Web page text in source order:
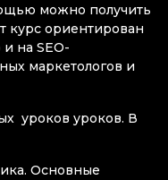
можно получить
курс ориентирован
на SEO-
маркетологов и
уроков уроков. В
Основные